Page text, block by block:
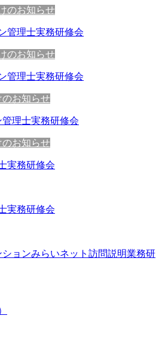
のお知らせ
管理士実務研修会
のお知らせ
管理士実務研修会
のお知らせ
管理士実務研修会
のお知らせ
実務研修会
実務研修会
ョンみらいネット訪問説明業務研